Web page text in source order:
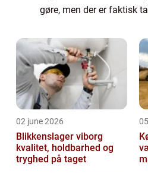
gøre, men der er faktisk
dette materiale, so...
02 june 2026
Blikkenslager viborg
kvalitet, holdbarhed og
tryghed på taget